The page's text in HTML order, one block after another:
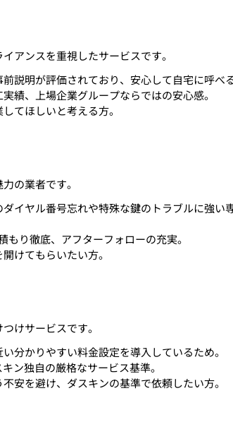
アンスを重視したサービスです。
説明が評価されており、安心して自宅に呼べる
績、上場企業グループならではの安心感。
てほしいと考える方。
の業者です。
イヤル番号忘れや特殊な鍵のトラブルに強い
り徹底、アフターフォローの充実。
けてもらいたい方。
けサービスです。
分かりやすい料金設定を導入しているため。
ン独自の厳格なサービス基準。
安を避け、ダスキンの基準で依頼したい方。